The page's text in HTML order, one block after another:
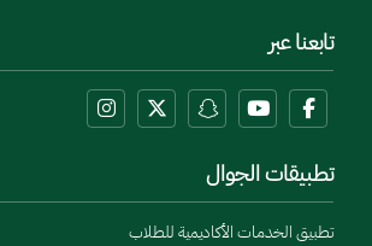
تابعنا عبر
تطبيقات الجوال
تطبيق الخدمات الأكاديمية للطلاب